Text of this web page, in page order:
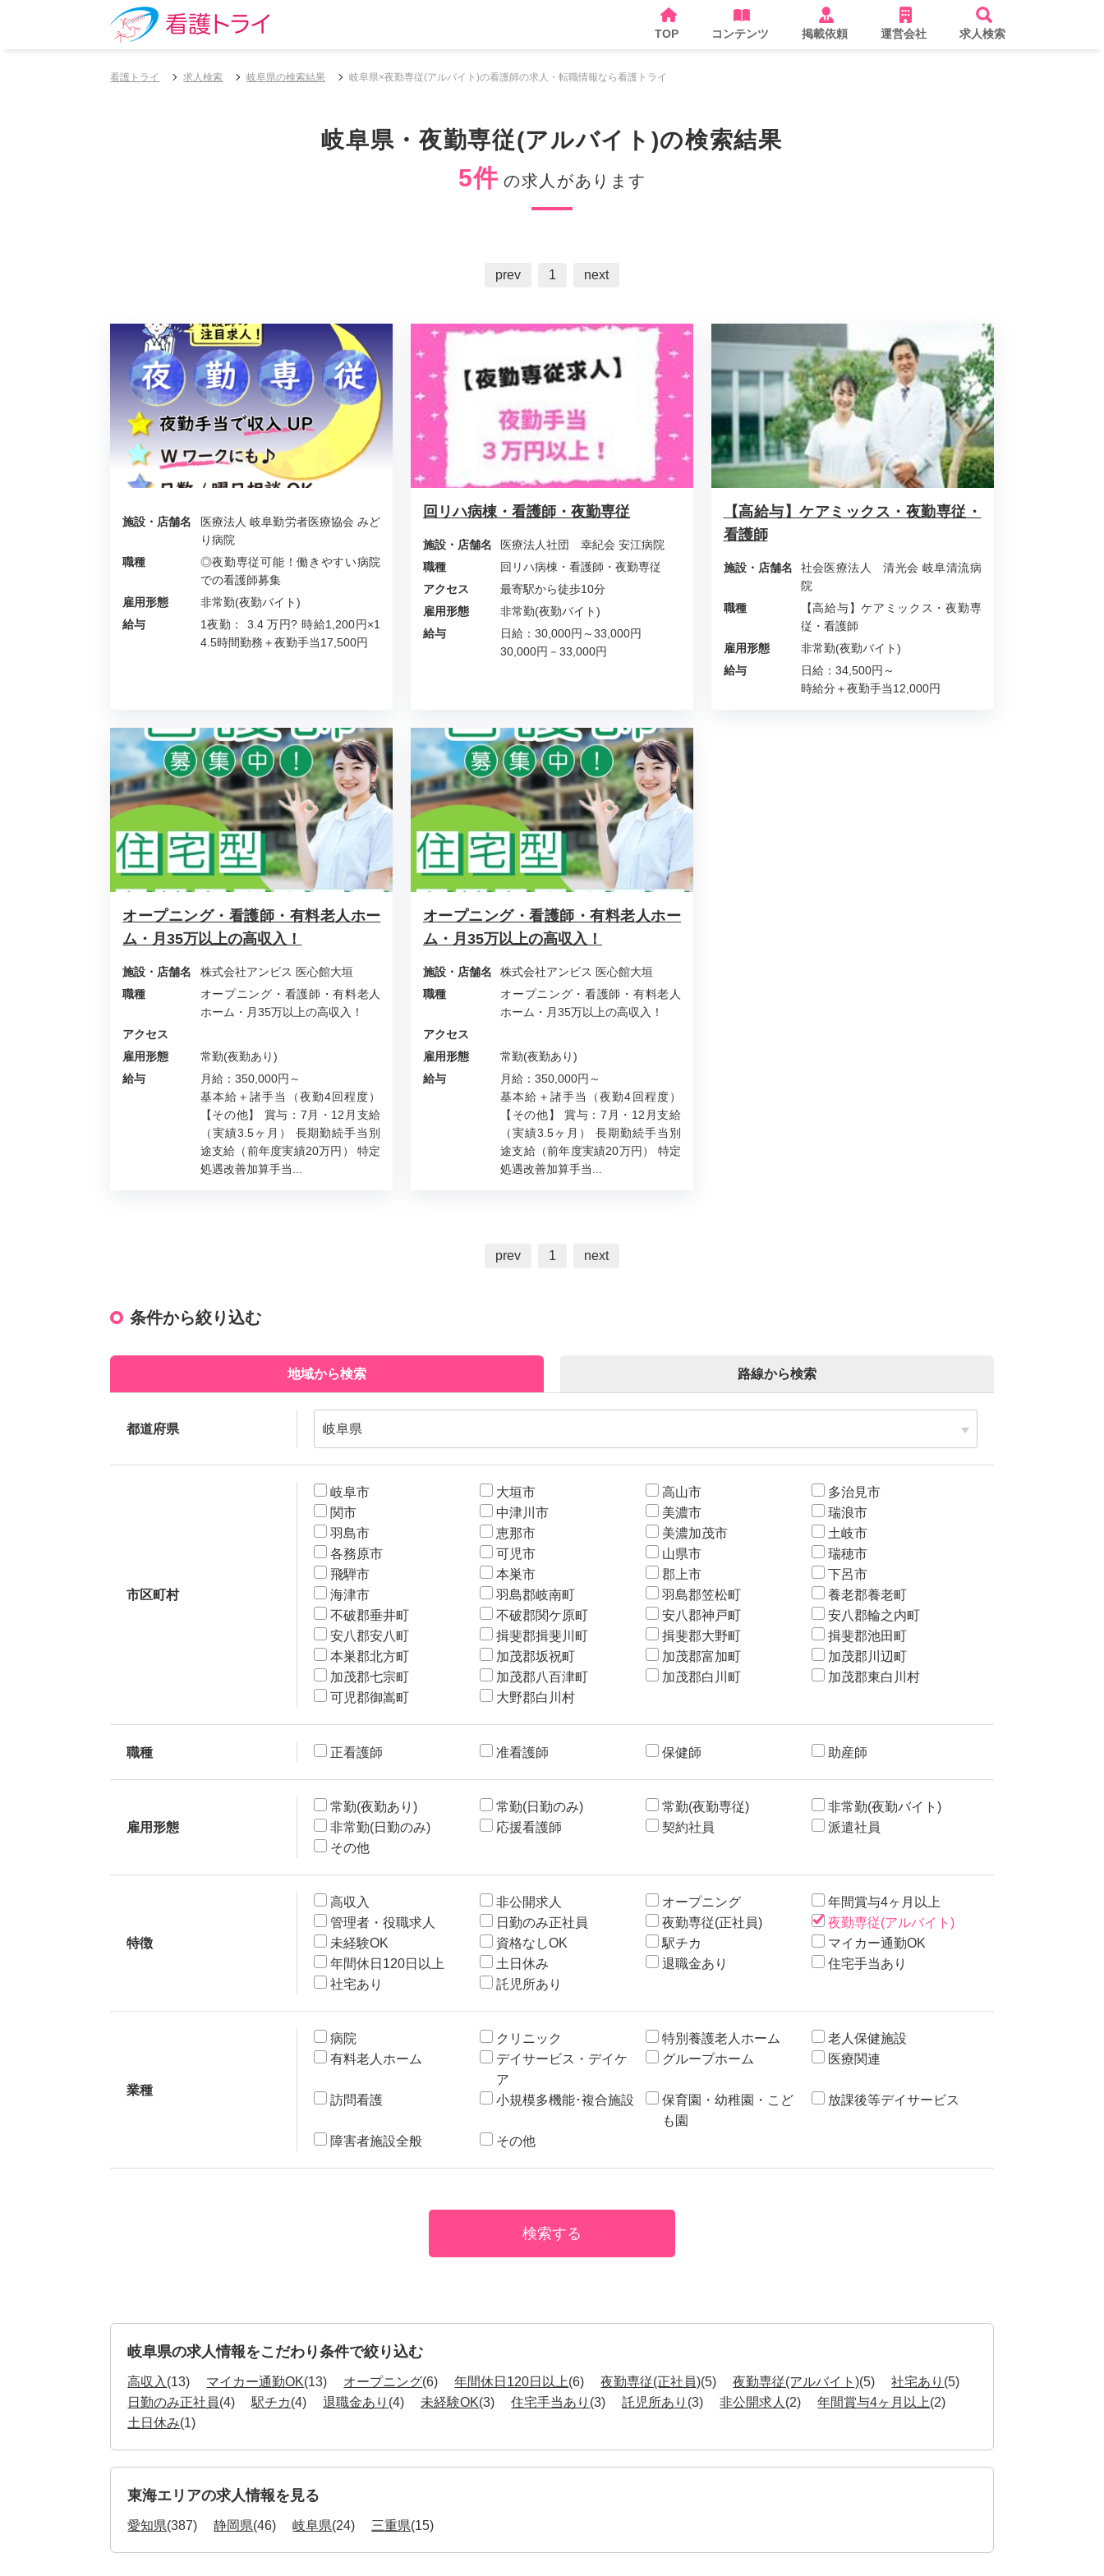
TOP コンテンツ 掲載依頼 運営会社 求人検索
看護トライ 求人検索 岐阜県の検索結果 岐阜県×夜勤専従(アルバイト)の看護師の求人・転職情報なら看護トライ
岐阜県・夜勤専従(アルバイト)の検索結果
5件 の求人があります
prev 1 next
施設・店舗名
医療法人 岐阜勤労者医療協会 みど
り病院
職種
◎夜勤専従可能！働きやすい病院
での看護師募集
雇用形態
非常勤(夜勤バイト)
給与
1夜勤： 3.4 万円? 時給1,200円×1
4.5時間勤務＋夜勤手当17,500円
回リハ病棟・看護師・夜勤専従
施設・店舗名
医療法人社団 幸紀会 安江病院
職種
回リハ病棟・看護師・夜勤専従
アクセス
最寄駅から徒歩10分
雇用形態
非常勤(夜勤バイト)
給与
日給：30,000円～33,000円
30,000円－33,000円
【高給与】ケアミックス・夜勤専従・
看護師
施設・店舗名
社会医療法人 清光会 岐阜清流病
院
職種
【高給与】ケアミックス・夜勤専
従・看護師
雇用形態
非常勤(夜勤バイト)
給与
日給：34,500円～
時給分＋夜勤手当12,000円
オープニング・看護師・有料老人ホー
ム・月35万以上の高収入！
施設・店舗名
株式会社アンビス 医心館大垣
職種
オープニング・看護師・有料老人
ホーム・月35万以上の高収入！
アクセス
雇用形態
常勤(夜勤あり)
給与
月給：350,000円～
基本給＋諸手当（夜勤4回程度）
【その他】 賞与：7月・12月支給
（実績3.5ヶ月） 長期勤続手当別
途支給（前年度実績20万円） 特定
処遇改善加算手当...
オープニング・看護師・有料老人ホー
ム・月35万以上の高収入！
施設・店舗名
株式会社アンビス 医心館大垣
職種
オープニング・看護師・有料老人
ホーム・月35万以上の高収入！
アクセス
雇用形態
常勤(夜勤あり)
給与
月給：350,000円～
基本給＋諸手当（夜勤4回程度）
【その他】 賞与：7月・12月支給
（実績3.5ヶ月） 長期勤続手当別
途支給（前年度実績20万円） 特定
処遇改善加算手当...
prev 1 next
条件から絞り込む
地域から検索 路線から検索
都道府県
市区町村
岐阜市 大垣市 高山市
多治見市
関市
中津川市 美濃市
瑞浪市
羽島市
恵那市 美濃加茂市
土岐市
各務原市
可児市 山県市
瑞穂市
飛騨市
本巣市 郡上市
下呂市
海津市
羽島郡岐南町 羽島郡笠松町
養老郡養老町
不破郡垂井町
不破郡関ケ原町 安八郡神戸町
安八郡輪之内町
安八郡安八町
揖斐郡揖斐川町 揖斐郡大野町
揖斐郡池田町
本巣郡北方町
加茂郡坂祝町 加茂郡富加町
加茂郡川辺町
加茂郡七宗町
加茂郡八百津町 加茂郡白川町
加茂郡東白川村
可児郡御嵩町
大野郡白川村
職種 正看護師 准看護師 保健師 助産師
雇用形態
常勤(夜勤あり) 常勤(日勤のみ) 常勤(夜勤専従)
非常勤(夜勤バイト)
非常勤(日勤のみ)
応援看護師 契約社員
派遣社員
その他
特徴
高収入 非公開求人 オープニング
年間賞与4ヶ月以上
管理者・役職求人
日勤のみ正社員 夜勤専従(正社員)
夜勤専従(アルバイト)
未経験OK
資格なしOK 駅チカ
マイカー通勤OK
年間休日120日以上
土日休み 退職金あり
住宅手当あり
社宅あり
託児所あり
業種
病院 クリニック 特別養護老人ホーム
老人保健施設
有料老人ホーム
デイサービス・デイケ
ア
グループホーム 医療関連
訪問看護 小規模多機能･複合施設
保育園・幼稚園・こど
も園
放課後等デイサービス
障害者施設全般 その他
岐阜県の求人情報をこだわり条件で絞り込む
高収入 (13) マイカー通勤OK(13) オープニング(6) 年間休日120日以上(6) 夜勤専従(正社員)(5) 夜勤専従(アルバイト)(5) 社宅あり (5)
日勤のみ正社員(4) 駅チカ(4) 退職金あり (4) 未経験OK(3) 住宅手当あり (3) 託児所あり (3) 非公開求人 (2) 年間賞与4ヶ月以上(2)
土日休み(1)
東海エリアの求人情報を見る
愛知県(387) 静岡県(46) 岐阜県(24) 三重県(15)